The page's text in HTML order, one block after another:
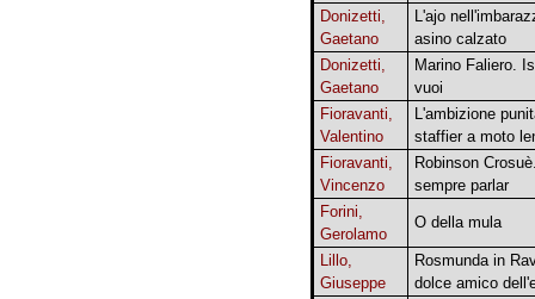
Donizetti,
Gaetano
L'ajo
asino calzato
Donizetti,
Gaetano
Marino Faliero.
vuoi
Fioravanti,
Valentino
L'ambizione
staffier a moto
Fioravanti,
Vincenzo
Robinson
sempre parlar
Forini,
Gerolamo
O della mula
Lillo,
Giuseppe
Rosmunda in
dolce amico